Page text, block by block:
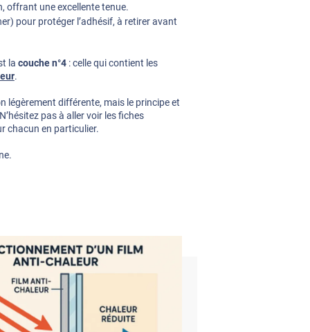
offrant une excellente tenue.
pour protéger l’adhésif, à retirer avant
la couche n°4: celle qui contient les
.
légèrement différente, mais le principe et
pas à aller voir les fiches
chacun en particulier.